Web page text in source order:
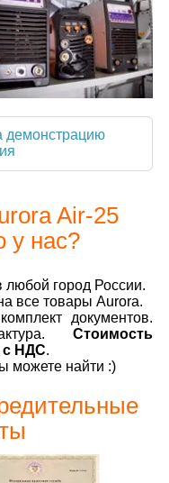
демонстрацию
Air-25
у нас?
любой город России.
все товары Aurora.
документов.
Стоимость
с НДС.
можете найти :)